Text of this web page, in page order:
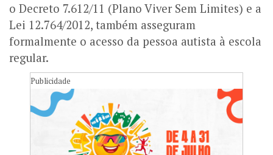
o Decreto 7.612/11 (Plano Viver Sem Limites) e a
Lei 12.764/2012, também asseguram
formalmente o acesso da pessoa autista à escola
regular.
Publicidade